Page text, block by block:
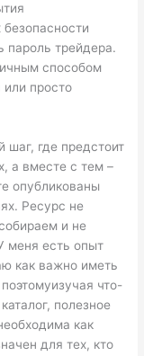
пароль трейдера.
способом
или просто
шаг, где предстоит
а вместе с тем –
опубликованы
Ресурс не
и не
меня есть опыт
как важно иметь
что-
полезное
как
для тех, кто